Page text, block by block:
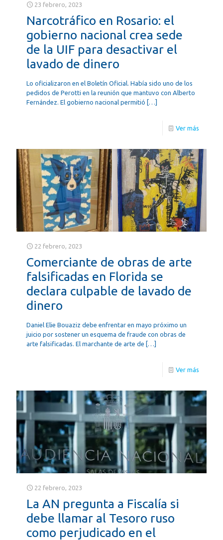
23 febrero, 2023
Narcotráfico en Rosario: el
gobierno nacional crea sede
de la UIF para desactivar el
lavado de dinero
Lo oficializaron en el Boletín Oficial. Había sido uno de los
pedidos de Perotti en la reunión que mantuvo con Alberto
Fernández. El gobierno nacional permitió […]
Ver más
22 febrero, 2023
Comerciante de obras de arte
falsificadas en Florida se
declara culpable de lavado de
dinero
Daniel Elie Bouaziz debe enfrentar en mayo próximo un
juicio por sostener un esquema de fraude con obras de
arte falsificadas. El marchante de arte de […]
Ver más
22 febrero, 2023
La AN pregunta a Fiscalía si
debe llamar al Tesoro ruso
como perjudicado en el